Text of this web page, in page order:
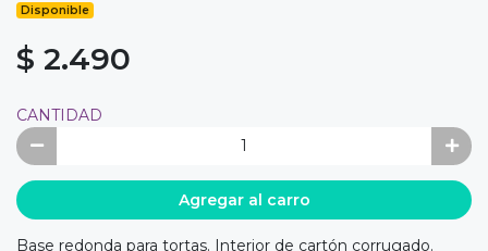
Disponible
$ 2.490
CANTIDAD
Agregar al carro
Base redonda para tortas. Interior de cartón corrugado.